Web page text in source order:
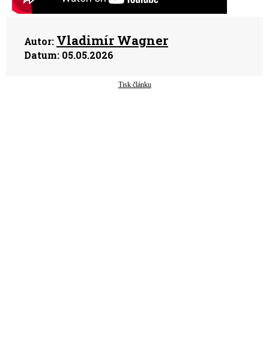
Autor: Vladimír Wagner
Datum: 05.05.2026
Tisk článku